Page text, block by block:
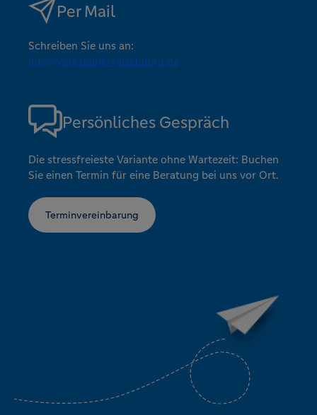
Per Mail
Schreiben Sie uns an:
info@volksbank-reisebuero.de
Persönliches Gespräch
Die stressfreieste Variante ohne Wartezeit: Buchen
Sie einen Termin für eine Beratung bei uns vor Ort.
Terminvereinbarung